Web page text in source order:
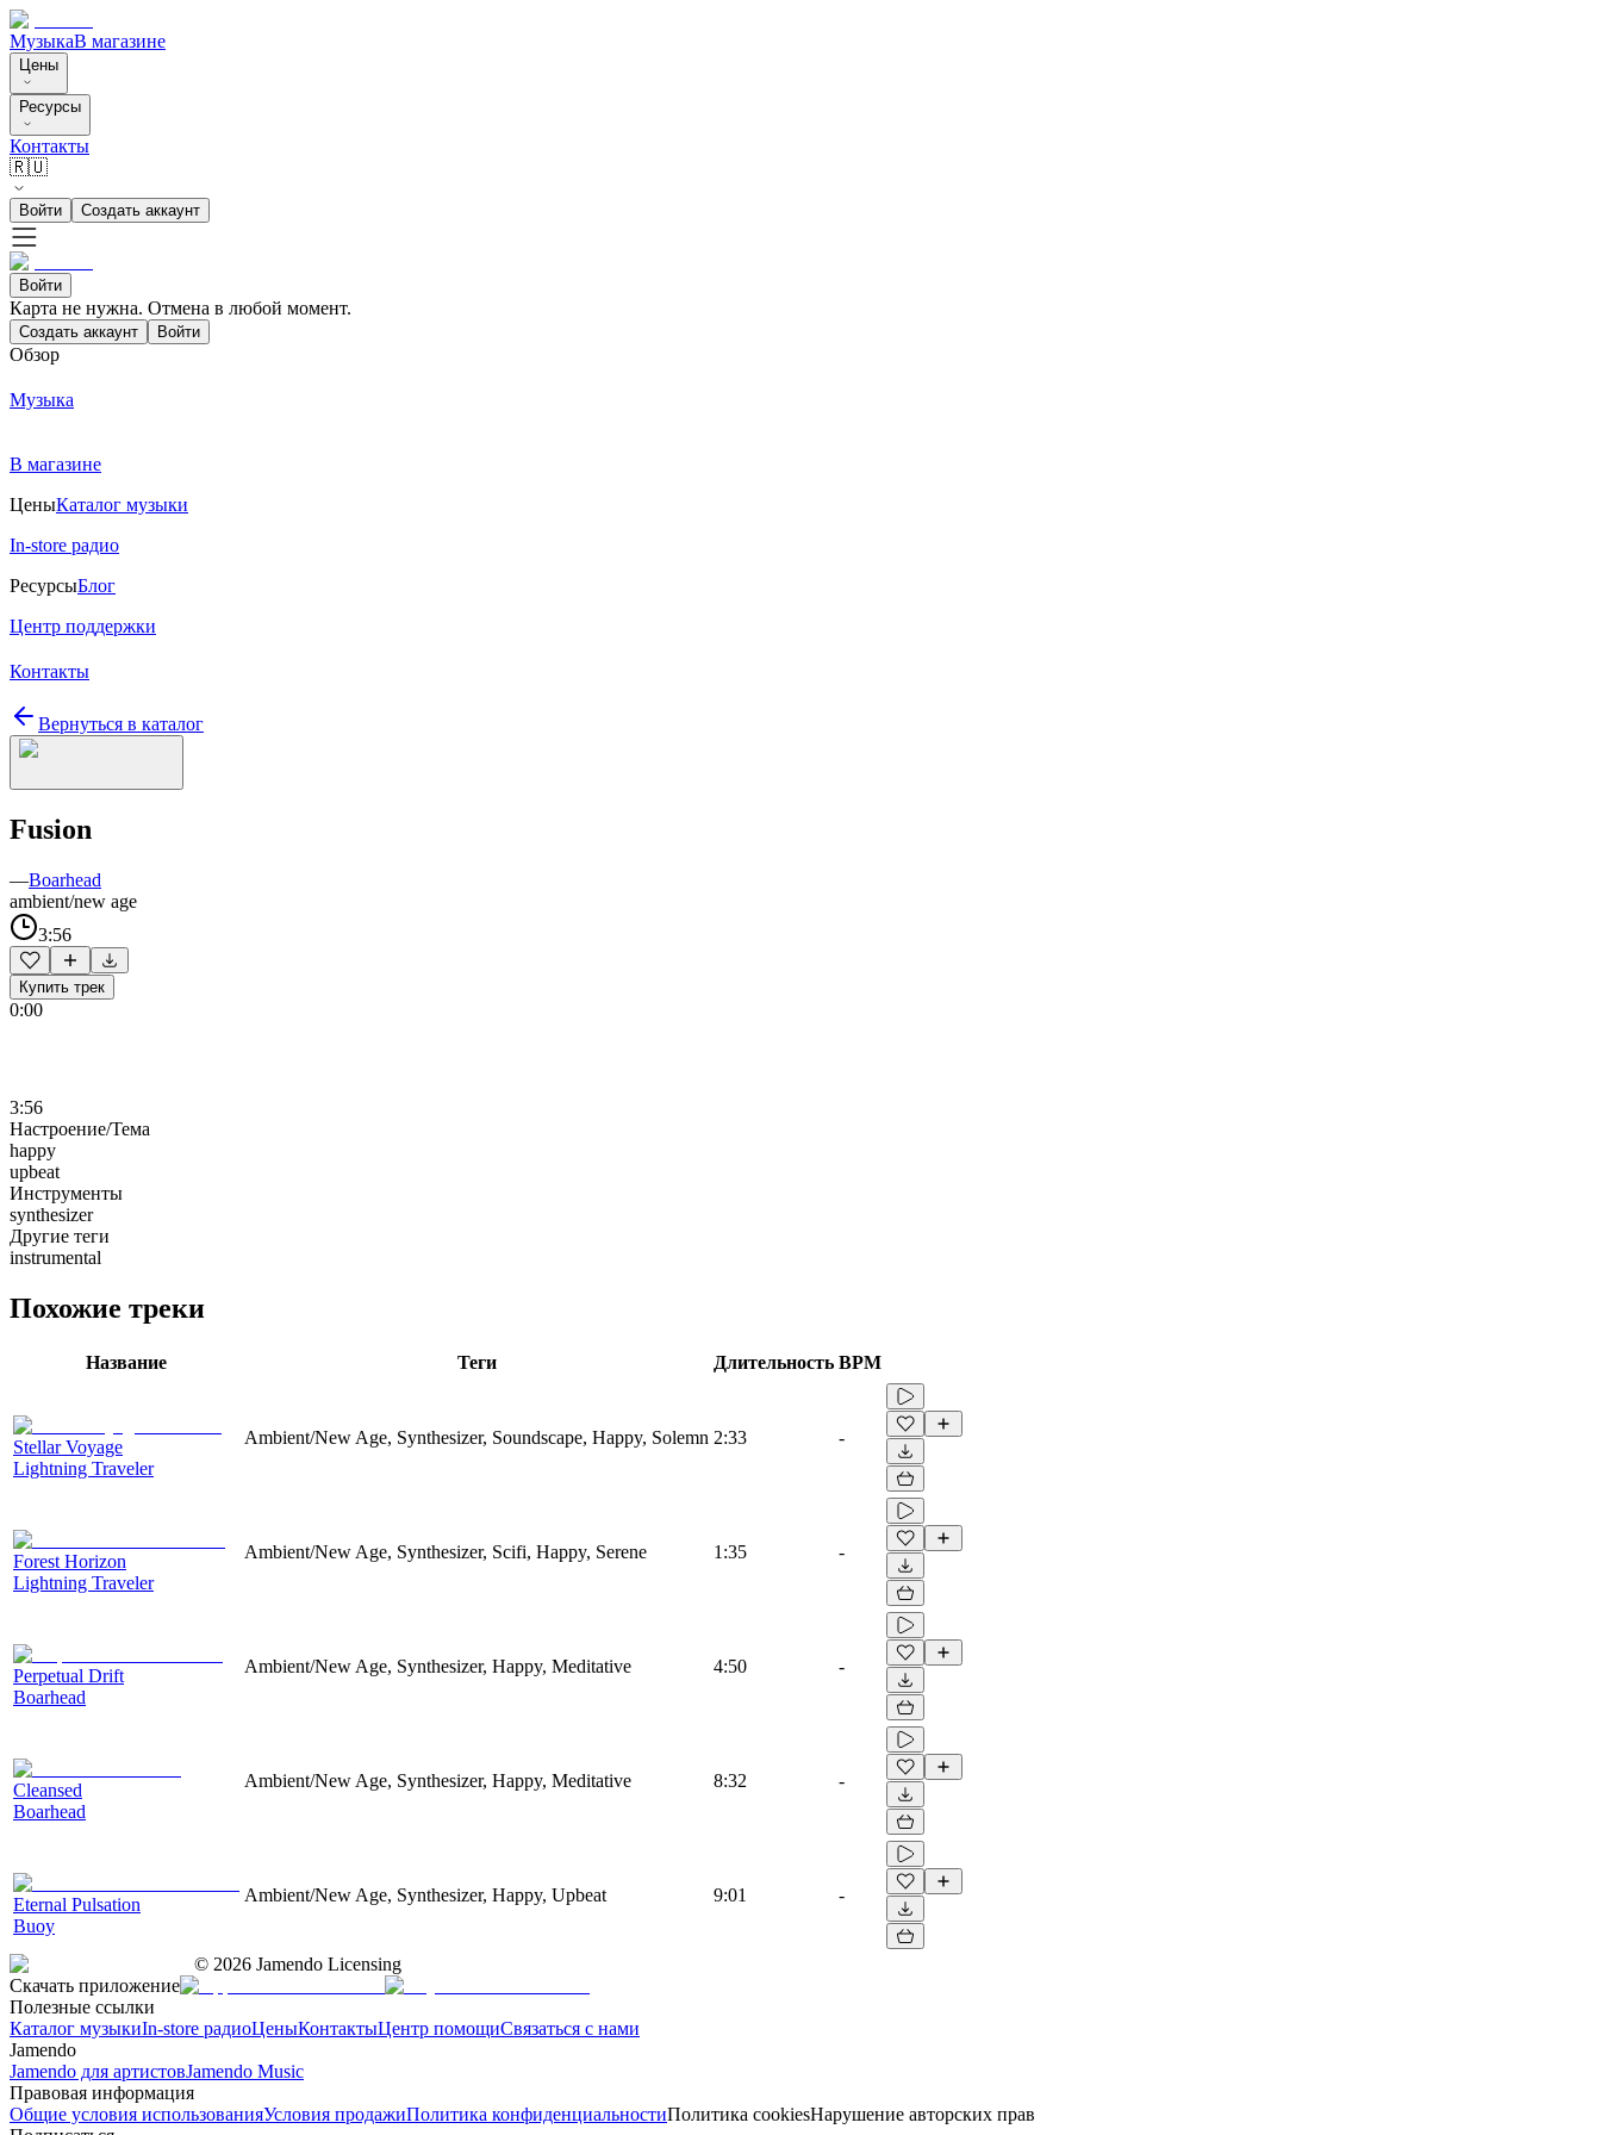
МузыкаВ магазине
Цены
Ресурсы
Контакты
🇷🇺
Войти Создать аккаунт
Войти
Карта не нужна. Отмена в любой момент.
Создать аккаунт Войти
Обзор
Музыка
В магазине
ЦеныКаталог музыки
In-store радио
РесурсыБлог
Центр поддержки
Контакты
Вернуться в каталог
Fusion
—Boarhead
ambient/new age
3:56
Купить трек
0:00
3:56
Настроение/Тема
happy
upbeat
Инструменты
synthesizer
Другие теги
instrumental
Похожие треки
Название Теги Длительность BPM
Stellar Voyage
Lightning Traveler
Ambient/New Age, Synthesizer, Soundscape, Happy, Solemn 2:33 -
Forest Horizon
Lightning Traveler
Ambient/New Age, Synthesizer, Scifi, Happy, Serene 1:35 -
Perpetual Drift
Boarhead
Ambient/New Age, Synthesizer, Happy, Meditative 4:50 -
Cleansed
Boarhead
Ambient/New Age, Synthesizer, Happy, Meditative 8:32 -
Eternal Pulsation
Buoy
Ambient/New Age, Synthesizer, Happy, Upbeat 9:01 -
© 2026 Jamendo Licensing
Скачать приложение
Полезные ссылки
Каталог музыкиIn-store радиоЦеныКонтактыЦентр помощиСвязаться с нами
Jamendo
Jamendo для артистовJamendo Music
Правовая информация
Общие условия использованияУсловия продажиПолитика конфиденциальностиПолитика cookiesНарушение авторских прав